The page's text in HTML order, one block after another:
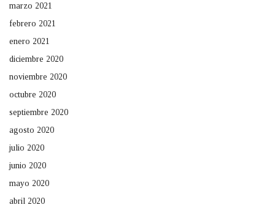
marzo 2021
febrero 2021
enero 2021
diciembre 2020
noviembre 2020
octubre 2020
septiembre 2020
agosto 2020
julio 2020
junio 2020
mayo 2020
abril 2020